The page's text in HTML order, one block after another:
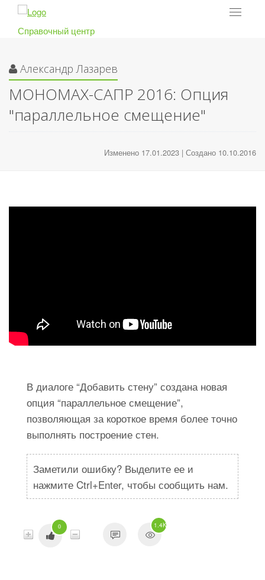
Toggle
Справочный центр
Александр Лазарев
МОНОМАХ-САПР 2016: Опция
"параллельное смещение"
Изменено 17.01.2023 | Создано 10.10.2016
В диалоге “Добавить стену” создана новая
опция “параллельное смещение”,
позволяющая за короткое время более точно
выполнять построение стен.
Заметили ошибку? Выделите ее и
нажмите Ctrl+Enter, чтобы сообщить нам.
0 1.4K